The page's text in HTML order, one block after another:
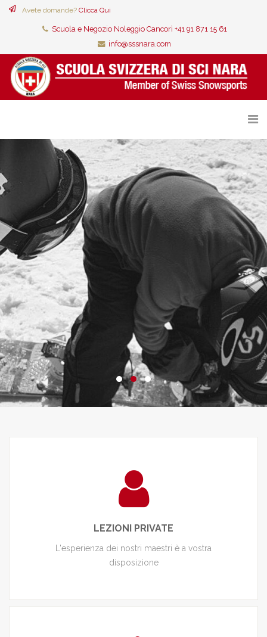
Avete domande? Clicca Qui
Scuola e Negozio Noleggio Cancorì +41 91 871 15 61
info@sssnara.com
CORSI COLLETTIVI CON
SNOWLI
LEGGI
LEZIONI PRIVATE
L'esperienza dei nostri maestri è a vostra
disposizione